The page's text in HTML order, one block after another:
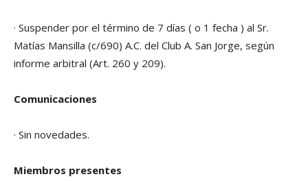
· Suspender por el término de 7 días ( o 1 fecha ) al Sr.
Matías Mansilla (c/690) A.C. del Club A. San Jorge, según
informe arbitral (Art. 260 y 209).
Comunicaciones
· Sin novedades.
Miembros presentes